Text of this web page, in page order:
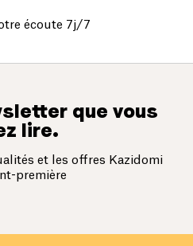
écoute 7j/7
que vous
lire.
et les offres Kazidomi
première